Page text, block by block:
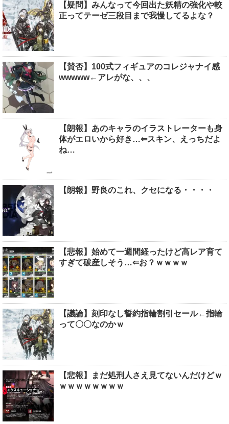
【疑問】みんなって今回出た妖精の強化や較
正ってテーゼ三段目まで我慢してるよな？
【賛否】100式フィギュアのコレジャナイ感
wwwww←アレがな、、、
【朗報】あのキャラのイラストレーターも身
体がエロいから好き…⇐スキン、えっちだよ
ね…
【朗報】野良のこれ、クセになる・・・・
【悲報】始めて一週間経ったけど高レア育て
すぎて破産しそう…⇐お？ｗｗｗｗ
【議論】刻印なし誓約指輪割引セール←指輪
って〇〇なのかｗ
【悲報】まだ処刑人さえ見てないんだけどｗ
ｗｗｗｗｗｗｗｗ